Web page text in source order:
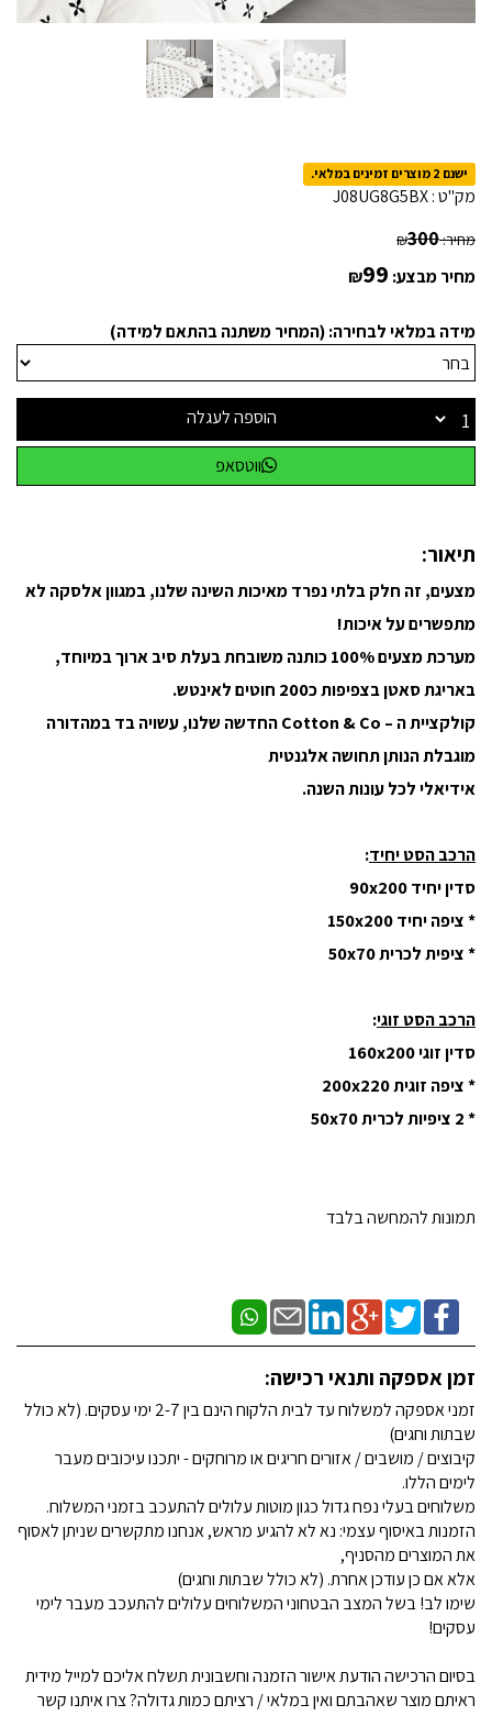
ישנם 2 מוצרים זמינים במלאי.
מק"ט :J08UG8G5BX
מחיר: ₪300
מחיר מבצע: ₪99
מידה במלאי לבחירה: (המחיר משתנה בהתאם למידה)
הוספה לעגלה
ווטסאפ
תיאור:
מצעים, זה חלק בלתי נפרד מאיכות השינה שלנו, במגוון אלסקה לא
מתפשרים על איכות!
מערכת מצעים 100% כותנה משובחת בעלת סיב ארוך במיוחד,
באריגת סאטן בצפיפות כ200 חוטים לאינטש.
קולקציית ה – Cotton & Co החדשה שלנו, עשויה בד במהדורה
מוגבלת הנותן תחושה אלגנטית
אידיאלי לכל עונות השנה.
הרכב הסט יחיד:
סדין יחיד 90x200
* ציפה יחיד 150x200
* ציפית לכרית 50x70
הרכב הסט זוגי:
סדין זוגי 160x200
* ציפה זוגית 200x220
* 2 ציפיות לכרית 50x70
תמונות להמחשה בלבד
זמן אספקה ותנאי רכישה:
זמני אספקה למשלוח עד לבית הלקוח הינם בין 2-7 ימי עסקים. (לא כולל
שבתות וחגים)
קיבוצים / מושבים / אזורים חריגים או מרוחקים - יתכנו עיכובים מעבר
לימים הללו.
משלוחים בעלי נפח גדול כגון מוטות עלולים להתעכב בזמני המשלוח.
הזמנות באיסוף עצמי: נא לא להגיע מראש, אנחנו מתקשרים שניתן לאסוף
את המוצרים מהסניף,
אלא אם כן עודכן אחרת. (לא כולל שבתות וחגים)
שימו לב! בשל המצב הבטחוני המשלוחים עלולים להתעכב מעבר לימי
עסקים!
בסיום הרכישה הודעת אישור הזמנה וחשבונית תשלח אליכם למייל מידית
ראיתם מוצר שאהבתם ואין במלאי / רציתם כמות גדולה? צרו איתנו קשר